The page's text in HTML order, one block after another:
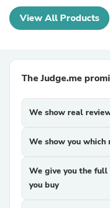
View All Products
The Judge.me
We show real
We show you
We give you the
you buy